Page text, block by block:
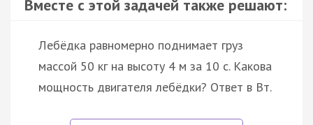
Вместе с этой задачей также решают:
Лебёдка равномерно поднимает груз
массой 50 кг на высоту 4 м за 10 с. Какова
мощность двигателя лебёдки? Ответ в Вт.